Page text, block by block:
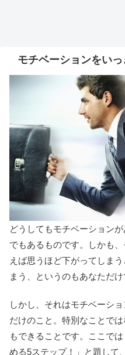
モチベーションをい
どうしてもモチベーション
でもあるものです。しかも
えば思うほど下がってしま
まう、というのもあなただけ
しかし、それはモチベーシ
だけのこと。特別なことで
もできることです。ここで
める5ステップ！」と題して